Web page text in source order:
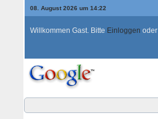
08. August 2026 um 14:22
Willkommen Gast. Bitte Einloggen oder